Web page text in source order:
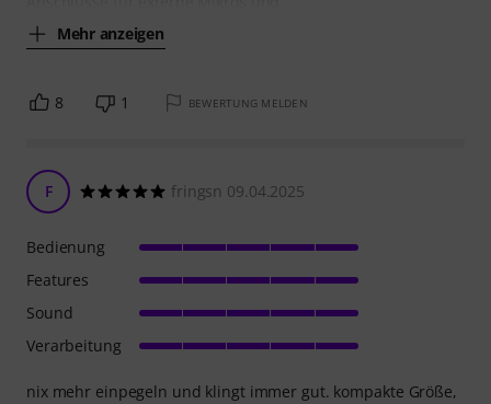
Mehr anzeigen
8 1 BEWERTUNG MELDEN
F fringsn 09.04.2025
nix mehr einpegeln und klingt immer gut. kompakte Größe,
Bedienung
Features
Sound
Verarbeitung